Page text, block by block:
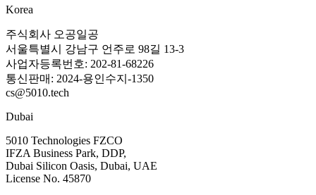
Korea
주식회사 오공일공
서울특별시 강남구 언주로 98길 13-3
사업자등록번호: 202-81-68226
통신판매: 2024-용인수지-1350
cs@5010.tech
Dubai
5010 Technologies FZCO
IFZA Business Park, DDP,
Dubai Silicon Oasis, Dubai, UAE
License No. 45870